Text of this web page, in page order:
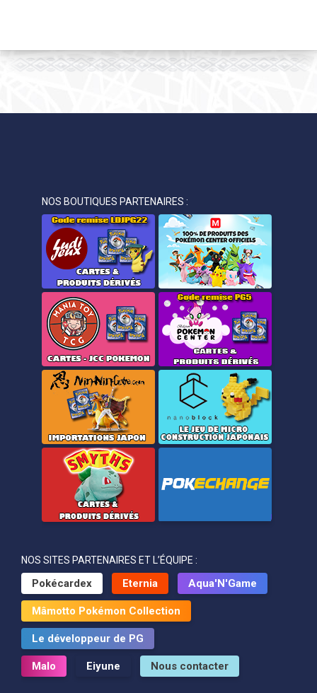
NOS BOUTIQUES PARTENAIRES :
NOS SITES PARTENAIRES ET L’ÉQUIPE :
Pokécardex Eternia Aqua'N'Game
Mâmotto Pokémon Collection
Le développeur de PG
Malo Eiyune Nous contacter